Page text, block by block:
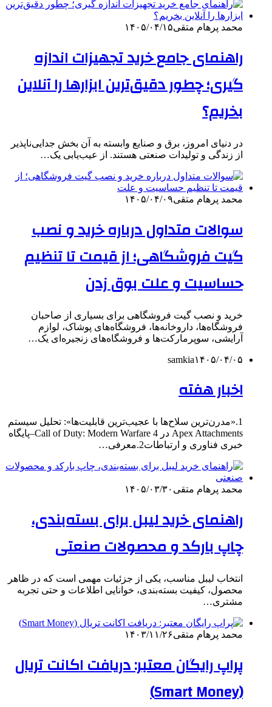
محمد پرهام متقی۱۴۰۵/۰۴/۱۵
راهنمای جامع خرید تجهیزات اندازه
گیری؛ چطور دقیق‌ترین ابزارها را آنلاین
بخریم؟
​در دنیای امروز، برق و صنایع وابسته به آن بخش جدایی‌ناپذیر
از زندگی و تولیدات صنعتی هستند. از عیب‌یابی یک…
محمد پرهام متقی۱۴۰۵/۰۴/۰۹
سوالات متداول درباره خرید و نصب
گیت فروشگاهی؛ از قیمت تا تنظیم
حساسیت و علت بوق زدن
خرید و نصب گیت فروشگاهی برای بسیاری از صاحبان
فروشگاه‌ها، داروخانه‌ها، فروشگاه‌های پوشاک، لوازم
آرایشی، سوپرمارکت‌ها و فروشگاه‌های زنجیره‌ای یک…
samkia۱۴۰۵/۰۴/۰۵
اخبار هفته
1.«مدرن‌ترین سلاح‌ها با عجیب‌ترین قابلیت‌ها»: تحلیل سیستم
Apex Attachments در Call of Duty: Modern Warfare 4–پایگاه
خبری فناوری و ارتباطات2.معرفی…
محمد پرهام متقی ۱۴۰۵/۰۳/۳۰
راهنمای خرید لیبل برای بسته‌بندی،
چاپ بارکد و محصولات صنعتی
انتخاب لیبل مناسب، یکی از جزئیات مهمی است که در ظاهر
محصول، کیفیت بسته‌بندی، خوانایی اطلاعات و حتی تجربه
مشتری…
محمد پرهام متقی۱۴۰۳/۱۱/۲۶
پراپ رایگان معتبر: دریافت اکانت تریال
(Smart Money)